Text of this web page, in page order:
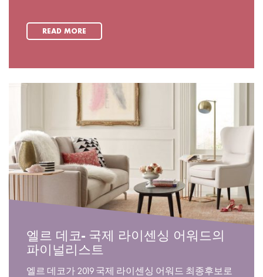
READ MORE
엘르 데코- 국제 라이센싱 어워드의
파이널리스트
엘르 데코가 2019 국제 라이센싱 어워드 최종후보로